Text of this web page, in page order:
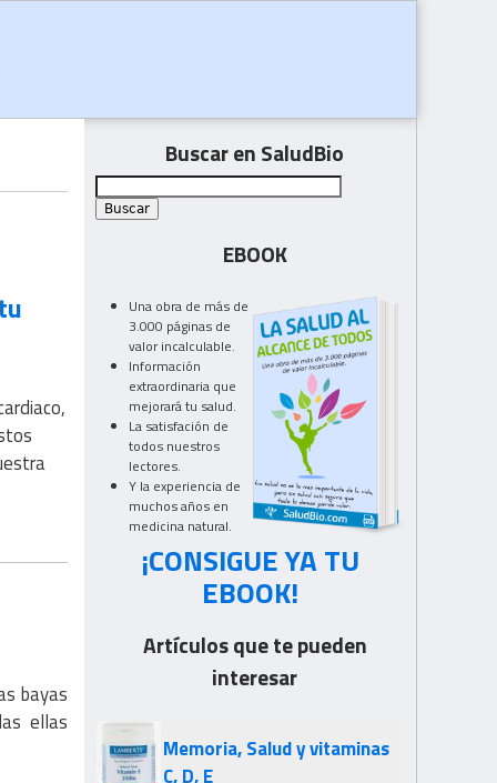
bayas
ellas
Buscar en SaludBio
EBOOK
Una obra de más de
3.000 páginas de
valor incalculable.
Información
extraordinaria que
mejorará tu salud.
La satisfación de
todos nuestros
lectores.
Y la experiencia de
muchos años en
medicina natural.
¡CONSIGUE YA TU
EBOOK!
Artículos que te pueden
interesar
Memoria, Salud y vitaminas
C, D, E